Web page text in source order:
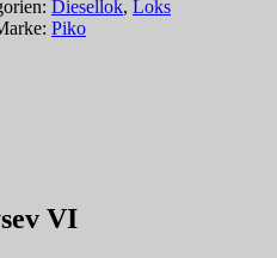
Diesellok, Loks
Piko
VI